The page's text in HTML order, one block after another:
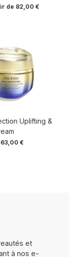
de 82,00€
Uplifting &
€
et
à nos e-